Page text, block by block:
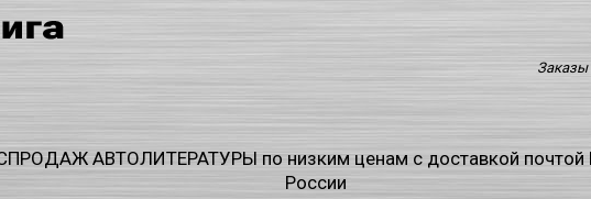
Заказы
АВТОЛИТЕРАТУРЫ по низким ценам с доставкой
России